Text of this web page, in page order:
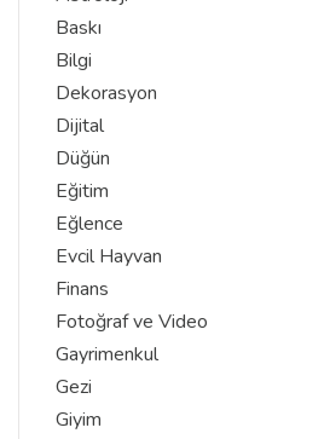
Baskı
Bilgi
Dekorasyon
Dijital
Düğün
Eğitim
Eğlence
Evcil Hayvan
Finans
Fotoğraf ve Video
Gayrimenkul
Gezi
Giyim